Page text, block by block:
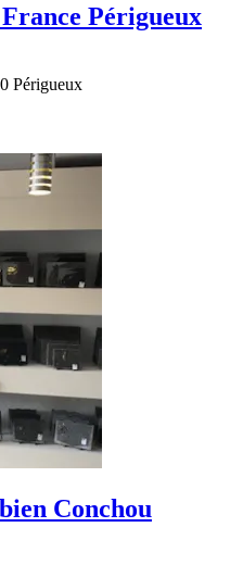
Périgueux
Périgueux
Conchou